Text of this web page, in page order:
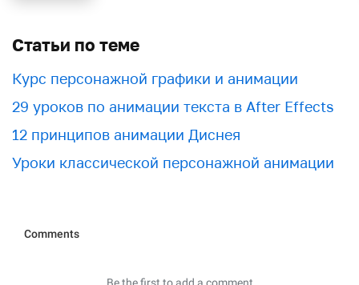
Статьи по теме
Курс персонажной графики и анимации
29 уроков по анимации текста в After Effects
12 принципов анимации Диснея
Уроки классической персонажной анимации